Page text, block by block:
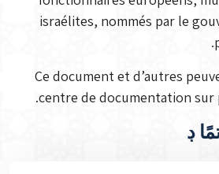
israélites, nommés par le
Ce document et d’autres
centre de documentation sur
ڊ